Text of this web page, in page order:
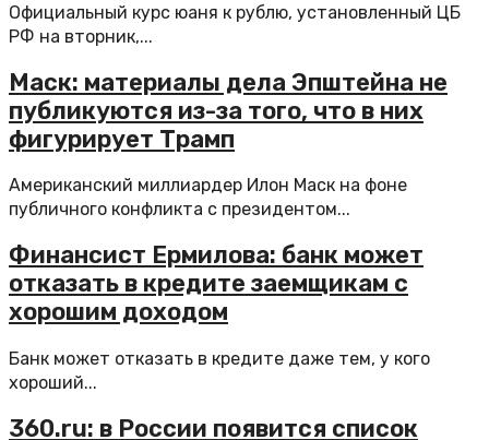
Официальный курс юаня к рублю, установленный ЦБ
РФ на вторник,...
Маск: материалы дела Эпштейна не
публикуются из-за того, что в них
фигурирует Трамп
Американский миллиардер Илон Маск на фоне
публичного конфликта с президентом...
Финансист Ермилова: банк может
отказать в кредите заемщикам с
хорошим доходом
Банк может отказать в кредите даже тем, у кого
хороший...
360.ru: в России появится список